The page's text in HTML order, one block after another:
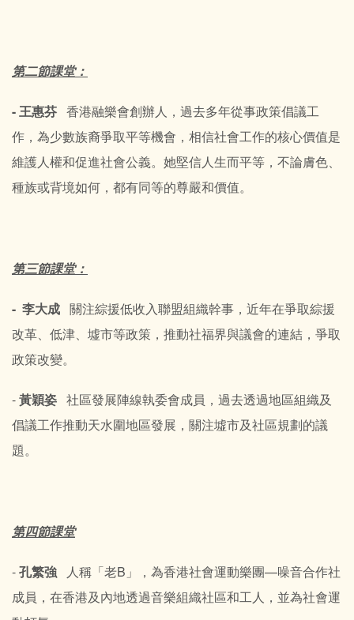
第二節課堂：
- 王惠芬 香港融樂會創辦人，過去多年從事政策倡議工
作，為少數族裔爭取平等機會，相信社會工作的核心價值是
維護人權和促進社會公義。她堅信人生而平等，不論膚色、
種族或背境如何，都有同等的尊嚴和價值。
第三節課堂：
- 李大成 關注綜援低收入聯盟組織幹事，近年在爭取綜援
改革、低津、墟市等政策，推動社福界與議會的連結，爭取
政策改變。
-黃穎姿 社區發展陣線執委會成員，過去透過地區組織及
倡議工作推動天水圍地區發展，關注墟市及社區規劃的議
題。
第四節課堂
-孔繁強 人稱「老B」，為香港社會運動樂團—噪音合作社
成員，在香港及內地透過音樂組織社區和工人，並為社會運